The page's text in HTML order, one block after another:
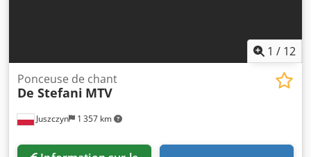
1 / 12
Juszczyn 1 357 km
Ponceuse de chant
De Stefani MTV